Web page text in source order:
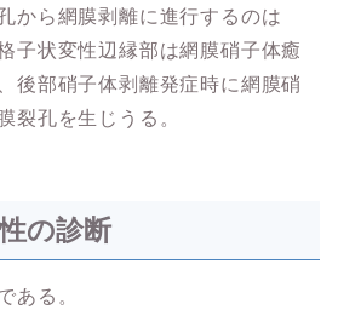
から網膜剥離に進行するのは
子状変性辺縁部は網膜硝子体癒
後部硝子体剥離発症時に網膜硝
裂孔を生じうる。
の診断
ある。